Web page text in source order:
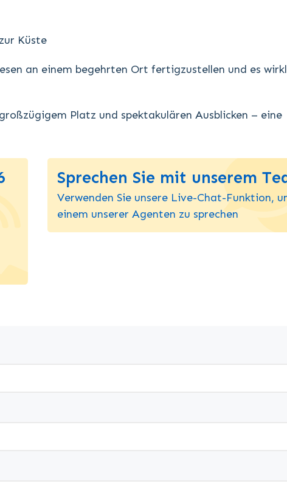
Küste
an einem begehrten Ort fertigzustellen und es
Platz und spektakulären Ausblicken – eine
Sprechen Sie mit unserem
Verwenden Sie unsere Live-Chat-Funktion,
einem unserer Agenten zu sprechen